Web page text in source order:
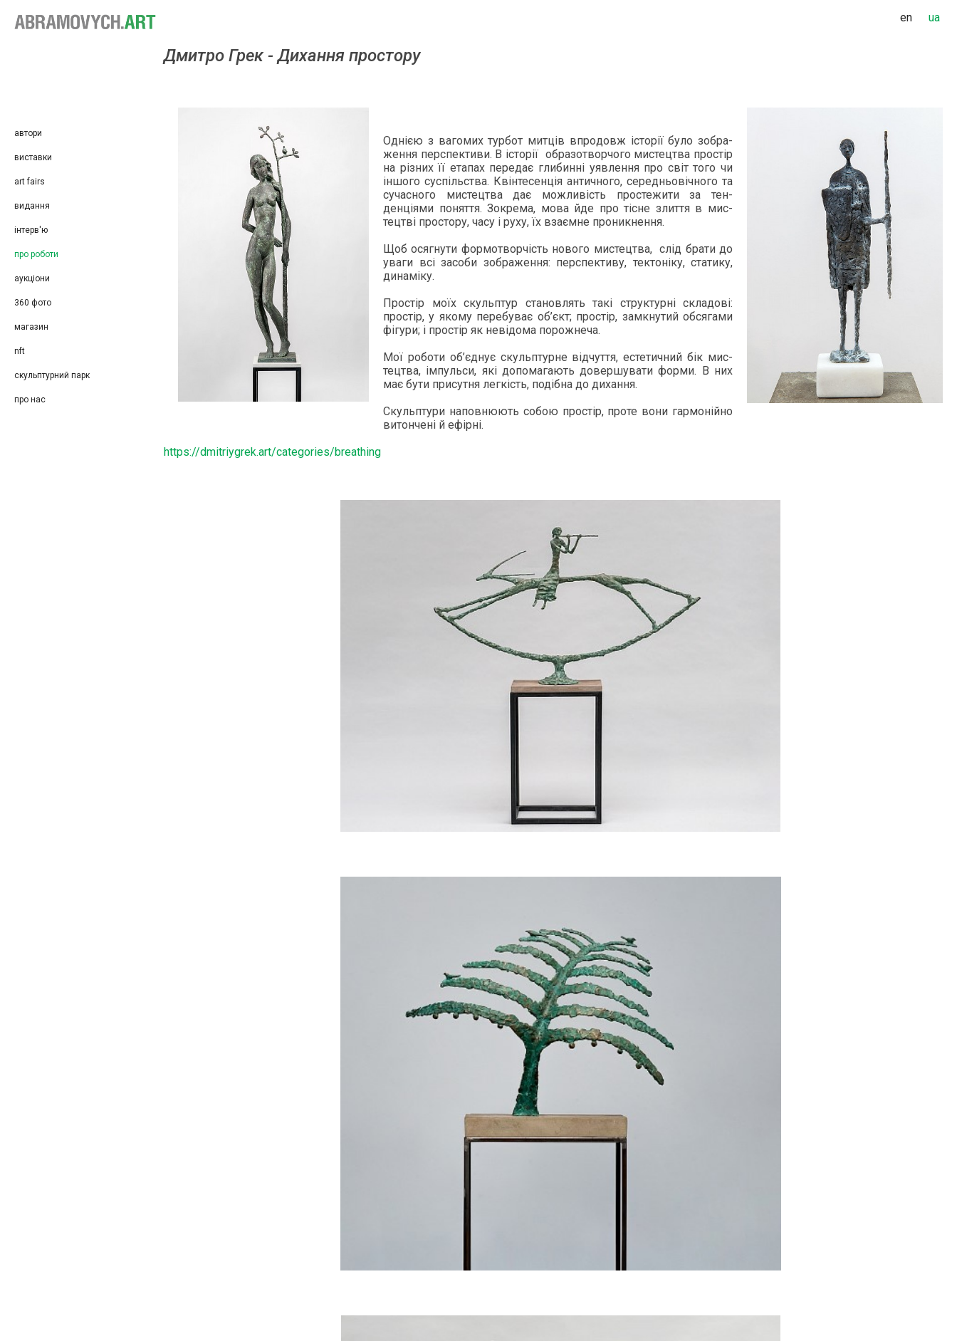
автори
виставки
art fairs
видання
інтерв'ю
про роботи
аукціони
360 фото
магазин
nft
скульптурний парк
про нас
en ua
Дмит­ро Грек - Ди­хан­ня прос­то­ру
Однією з ва­гомих тур­бот митців впро­довж історії бу­ло зоб­ра­
жен­ня пер­спек­ти­ви. В історії об­ра­зот­ворчо­го мис­тец­тва простір
на різних її ета­пах пе­редає гли­бинні у­яв­лення про світ то­го чи
іншо­го суспіль­ства. Квінте­сенція ан­тично­го, се­реднь­овічно­го та
су­час­но­го мис­тец­тва дає мож­ливість прос­те­жити за тен­
денціями по­нят­тя. Зок­ре­ма, мо­ва й­де про тісне злит­тя в мис­
тецтві прос­то­ру, ча­су і ру­ху, їх взаємне про­ник­нення.
Щоб осяг­ну­ти фор­мотворчість но­вого мис­тец­тва, слід бра­ти до
ува­ги всі за­соби зоб­ра­жен­ня: пер­спек­ти­ву, тек­тоніку, ста­тику,
ди­наміку.
Простір моїх скуль­птур ста­нов­лять такі струк­турні скла­дові:
простір, у яко­му пе­ребу­ває об’єкт; простір, зам­кну­тий об­ся­гами
фігу­ри; і простір як невідо­ма по­рож­не­ча.
Мої ро­боти об’єднує скуль­птур­не відчут­тя, ес­те­тич­ний бік мис­
тец­тва, імпуль­си, які до­пома­га­ють до­вер­шу­вати фор­ми. В них
має бу­ти при­сут­ня легкість, подібна до ди­хан­ня.
Скуль­пту­ри на­пов­ню­ють со­бою простір, про­те во­ни гар­моній­но
ви­тон­чені й ефірні.
https://dmitriygrek.art/categories/breathing